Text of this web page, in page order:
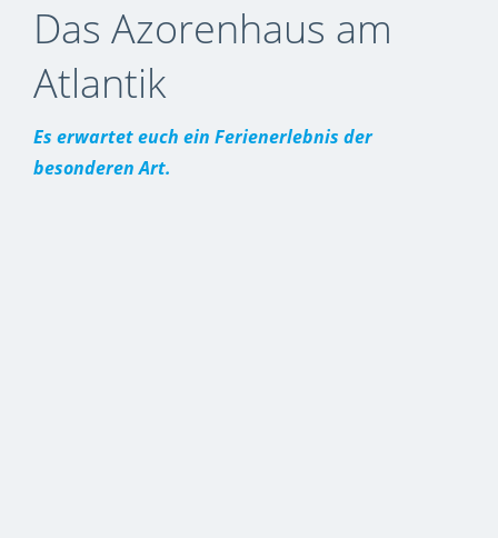
Das Azorenhaus am
Atlantik
Es erwartet euch ein Ferienerlebnis der
besonderen Art.